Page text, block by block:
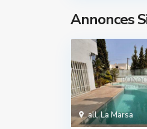
Annonces
all,La Marsa